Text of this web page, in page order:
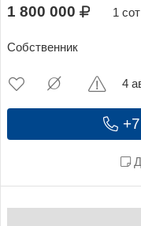
1 800 000 1
Собственник
4